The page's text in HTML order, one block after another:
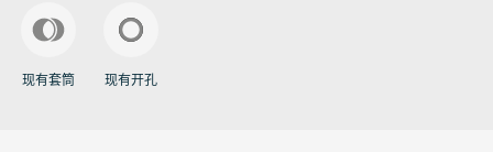
有至少3mm间隙。
70)。
现有套筒 现有开孔